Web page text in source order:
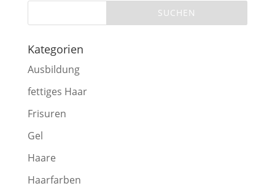
Kategorien
Ausbildung
fettiges Haar
Frisuren
Gel
Haare
Haarfarben